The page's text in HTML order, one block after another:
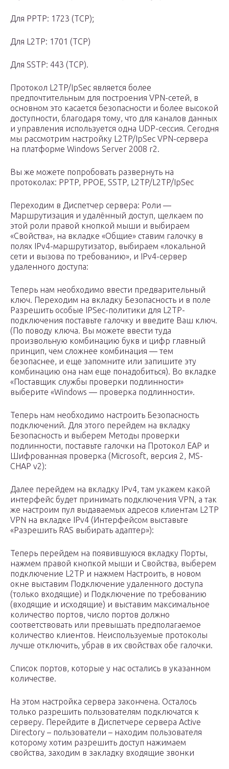
Для PPTP: 1723 (TCP);
Для L2TP: 1701 (TCP)
Для SSTP: 443 (TCP).
Протокол L2TP/IpSec является более
предпочтительным для построения VPN-сетей, в
основном это касается безопасности и более высокой
доступности, благодаря тому, что для каналов данных
и управления используется одна UDP-сессия. Сегодня
мы рассмотрим настройку L2TP/IpSec VPN-сервера
на платформе Windows Server 2008 r2.
Вы же можете попробовать развернуть на
протоколах: PPTP, PPOE, SSTP, L2TP/L2TP/IpSec
Переходим в Диспетчер сервера: Роли —
Маршрутизация и удалённый доступ, щелкаем по
этой роли правой кнопкой мыши и выбираем
«Свойства», на вкладке «Общие» ставим галочку в
полях IPv4-маршрутизатор, выбираем «локальной
сети и вызова по требованию», и IPv4-сервер
удаленного доступа:
Теперь нам необходимо ввести предварительный
ключ. Переходим на вкладку Безопасность и в поле
Разрешить особые IPSec-политики для L2TP-
подключения поставьте галочку и введите Ваш ключ.
(По поводу ключа. Вы можете ввести туда
произвольную комбинацию букв и цифр главный
принцип, чем сложнее комбинация — тем
безопаснее, и еще запомните или запишите эту
комбинацию она нам еще понадобиться). Во вкладке
«Поставщик службы проверки подлинности»
выберите «Windows — проверка подлинности».
Теперь нам необходимо настроить Безопасность
подключений. Для этого перейдем на вкладку
Безопасность и выберем Методы проверки
подлинности, поставьте галочки на Протокол EAP и
Шифрованная проверка (Microsoft, версия 2, MS-
CHAP v2):
Далее перейдем на вкладку IPv4, там укажем какой
интерфейс будет принимать подключения VPN, а так
же настроим пул выдаваемых адресов клиентам L2TP
VPN на вкладке IPv4 (Интерфейсом выставьте
«Разрешить RAS выбирать адаптер»):
Теперь перейдем на появившуюся вкладку Порты,
нажмем правой кнопкой мыши и Свойства, выберем
подключение L2TP и нажмем Настроить, в новом
окне выставим Подключение удаленного доступа
(только входящие) и Подключение по требованию
(входящие и исходящие) и выставим максимальное
количество портов, число портов должно
соответствовать или превышать предполагаемое
количество клиентов. Неиспользуемые протоколы
лучше отключить, убрав в их свойствах обе галочки.
Список портов, которые у нас остались в указанном
количестве.
На этом настройка сервера закончена. Осталось
только разрешить пользователям подключатся к
серверу. Перейдите в Диспетчере сервера Active
Directory – пользователи – находим пользователя
которому хотим разрешить доступ нажимаем
свойства, заходим в закладку входящие звонки